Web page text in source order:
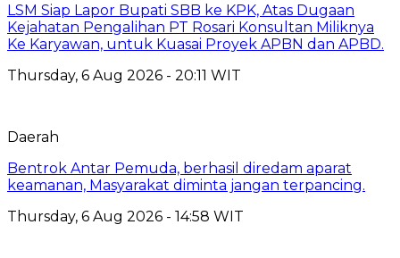
LSM Siap Lapor Bupati SBB ke KPK, Atas Dugaan
Kejahatan Pengalihan PT Rosari Konsultan Miliknya
Ke Karyawan, untuk Kuasai Proyek APBN dan APBD.
Thursday, 6 Aug 2026 - 20:11 WIT
Daerah
Bentrok Antar Pemuda, berhasil diredam aparat
keamanan, Masyarakat diminta jangan terpancing.
Thursday, 6 Aug 2026 - 14:58 WIT